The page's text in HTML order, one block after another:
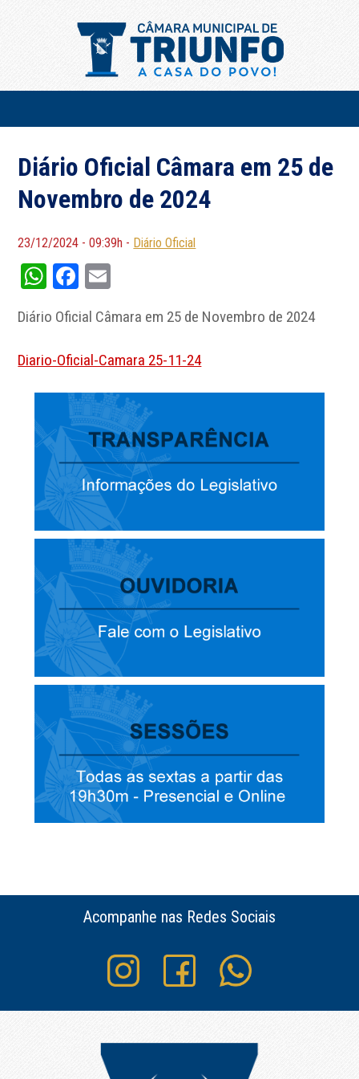
Diário Oficial Câmara em 25 de
Novembro de 2024
23/12/2024 - 09:39h - Diário Oficial
WhatsApp
Facebook
Diário Oficial Câmara em 25 de Novembro de 2024
Diario-Oficial-Camara 25-11-24
Acompanhe nas Redes Sociais